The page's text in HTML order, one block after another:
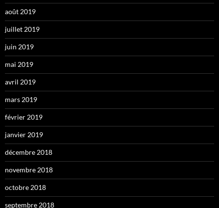
août 2019
juillet 2019
juin 2019
mai 2019
avril 2019
mars 2019
février 2019
janvier 2019
décembre 2018
novembre 2018
octobre 2018
septembre 2018